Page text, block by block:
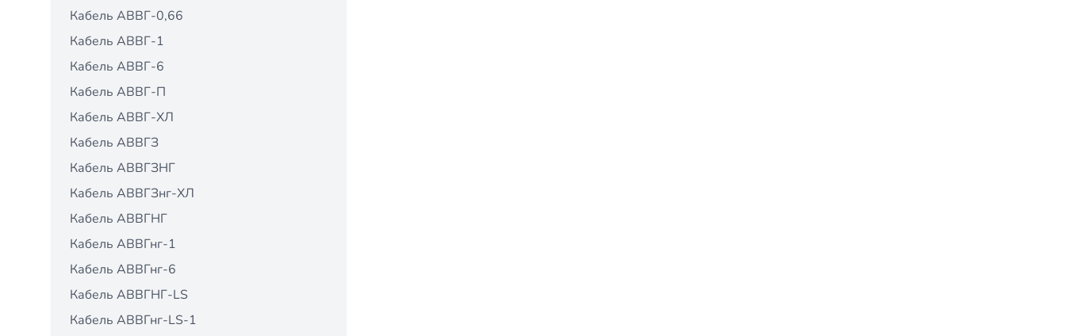
Кабель АВВГ-0,66
Кабель АВВГ-1
Кабель АВВГ-6
Кабель АВВГ-П
Кабель АВВГ-ХЛ
Кабель АВВГЗ
Кабель АВВГЗНГ
Кабель АВВГЗнг-ХЛ
Кабель АВВГНГ
Кабель АВВГнг-1
Кабель АВВГнг-6
Кабель АВВГНГ-LS
Кабель АВВГнг-LS-1